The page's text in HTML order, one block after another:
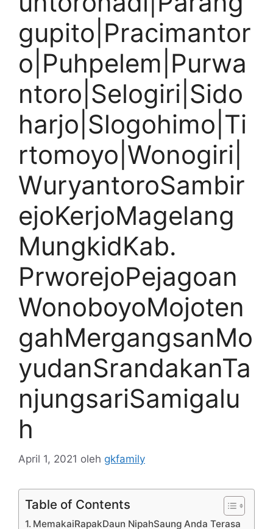
gupito|Pracimantor
o|Puhpelem|Purwa
ntoro|Selogiri|Sido
harjo|Slogohimo|Ti
rtomoyo|Wonogiri|
WuryantoroSambir
ejoKerjoMagelang
MungkidKab.
PrworejoPejagoan
WonoboyoMojoten
gahMergangsanMo
yudanSrandakanTa
njungsariSamigalu
h
April 1, 2021 oleh gkfamily
Table of Contents
MemakaiRapakDaun NipahSaung Anda Terasa